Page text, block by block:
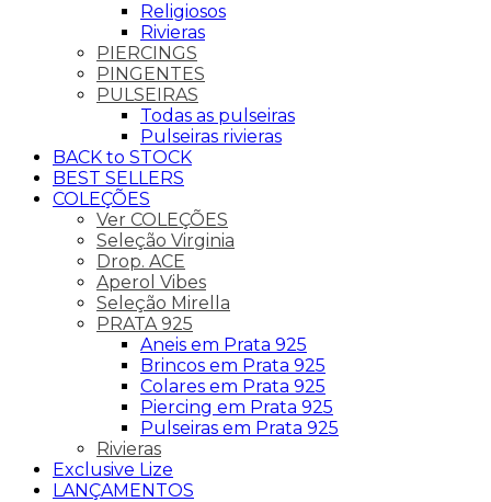
Religiosos
Rivieras
PIERCINGS
PINGENTES
PULSEIRAS
Todas as pulseiras
Pulseiras rivieras
BACK to STOCK
BEST SELLERS
COLEÇÕES
Ver COLEÇÕES
Seleção Virginia
Drop. ACE
Aperol Vibes
Seleção Mirella
PRATA 925
Aneis em Prata 925
Brincos em Prata 925
Colares em Prata 925
Piercing em Prata 925
Pulseiras em Prata 925
Rivieras
Exclusive Lize
LANÇAMENTOS